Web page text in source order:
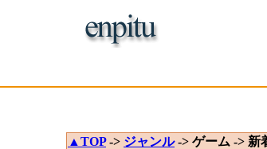
▲TOP-> ジャンル-> ゲーム -> 新